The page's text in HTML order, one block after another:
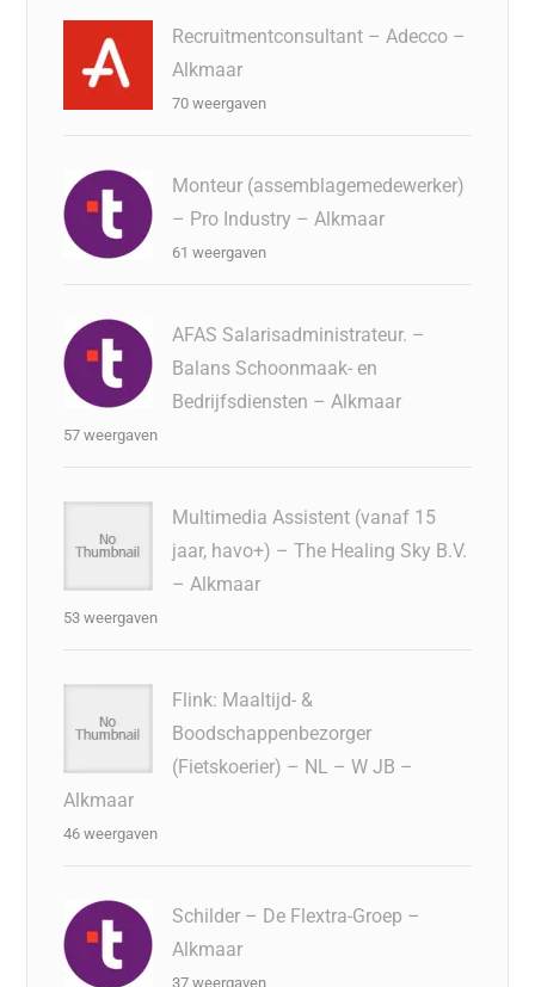
Recruitmentconsultant – Adecco –
Alkmaar
70 weergaven
Monteur (assemblagemedewerker)
– Pro Industry – Alkmaar
61 weergaven
AFAS Salarisadministrateur. –
Balans Schoonmaak- en
Bedrijfsdiensten – Alkmaar
57 weergaven
Multimedia Assistent (vanaf 15
jaar, havo+) – The Healing Sky B.V.
– Alkmaar
53 weergaven
Flink: Maaltijd- &
Boodschappenbezorger
(Fietskoerier) – NL – W JB –
Alkmaar
46 weergaven
Schilder – De Flextra-Groep –
Alkmaar
37 weergaven